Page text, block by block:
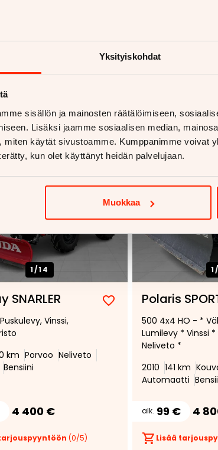
Yksityiskohdat
sisällön ja mainosten räätälöimiseen,
Lisäksi jaamme sosiaalisen median,
miten käytät sivustoamme. Kumppanimme voivat
kun olet käyttänyt heidän palvelujaan.
Muokkaa
1/14
SNARLER
Lisää
suosikiksi
Poista
suosikeista
Vinssi,
km Porvoo Neliveto
Bensiini
4 400 €
(0/5)
1/
Polaris
500 4x4 HO - *
Lumilevy * Vinssi
Neliveto *
2010 141 km
Automaatti
alk. 99 € 4
Lisää